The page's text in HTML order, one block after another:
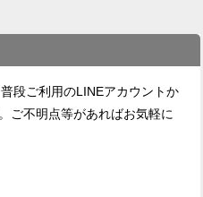
段ご利用のLINEアカウントか
ご不明点等があればお気軽に